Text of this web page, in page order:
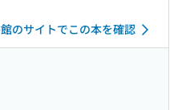
のサイトでこの本を確認